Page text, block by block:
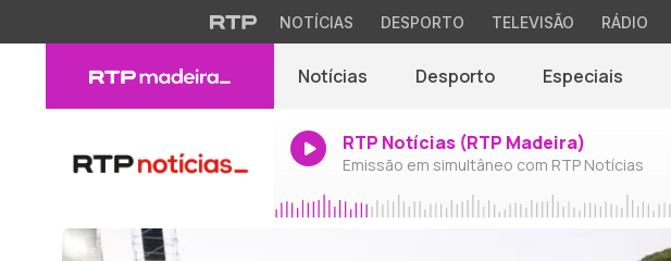
NOTÍCIAS DESPORTO TELEVISÃO RÁDIO
Notícias Desporto Especiais
RTP Notícias (RTP Madeira)
Emissão em simultâneo com RTP Notícias